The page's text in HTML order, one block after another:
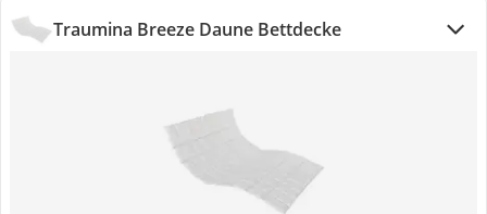
Traumina Breeze Daune Bettdecke